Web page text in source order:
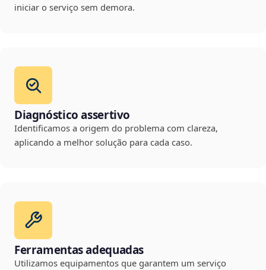
iniciar o serviço sem demora.
Diagnóstico assertivo
Identificamos a origem do problema com clareza,
aplicando a melhor solução para cada caso.
Ferramentas adequadas
Utilizamos equipamentos que garantem um serviço